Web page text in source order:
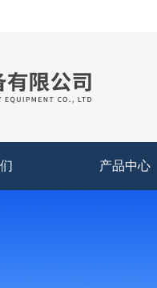
产品中心